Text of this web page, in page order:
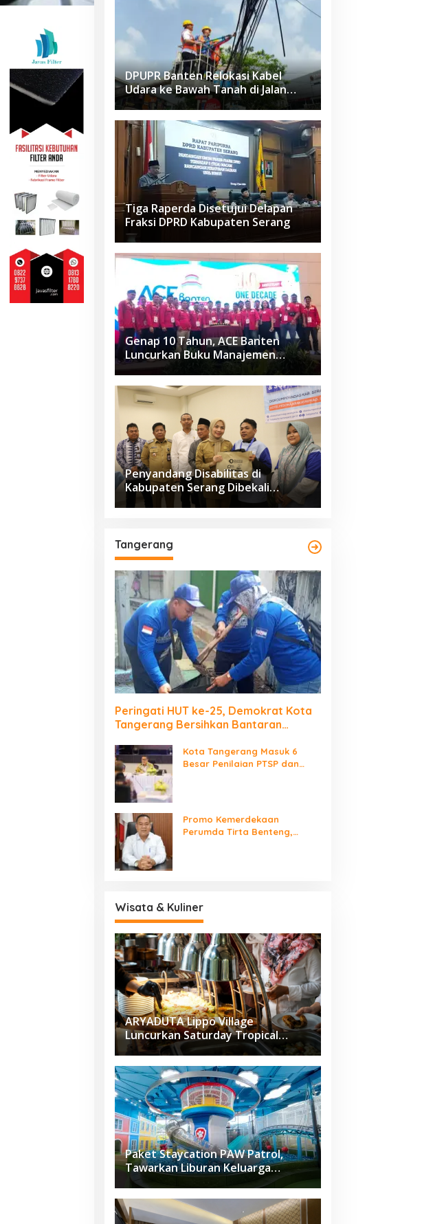
DPUPR Banten Relokasi Kabel
Udara ke Bawah Tanah di Jalan
Raden Fatah Ciledug
Tiga Raperda Disetujui Delapan
Fraksi DPRD Kabupaten Serang
Genap 10 Tahun, ACE Banten
Luncurkan Buku Manajemen
Fasilitas
Penyandang Disabilitas di
Kabupaten Serang Dibekali
Pelatihan Pengolahan Hasil
Tangerang
Peringati HUT ke-25, Demokrat Kota
Tangerang Bersihkan Bantaran
Kota Tangerang Masuk 6
Besar Penilaian PTSP dan
Promo Kemerdekaan
Perumda Tirta Benteng,
Wisata & Kuliner
ARYADUTA Lippo Village
Luncurkan Saturday Tropical
Brunch
Paket Staycation PAW Patrol,
Tawarkan Liburan Keluarga
Menyenangkan Hanya di Herloom
Hotel BSD